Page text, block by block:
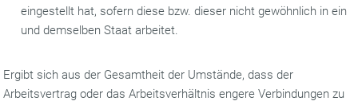
eingestellt hat, sofern diese bzw. dieser nicht gewöhnlich in ein
und demselben Staat arbeitet.
Ergibt sich aus der Gesamtheit der Umstände, dass der
Arbeitsvertrag oder das Arbeitsverhältnis engere Verbindungen zu